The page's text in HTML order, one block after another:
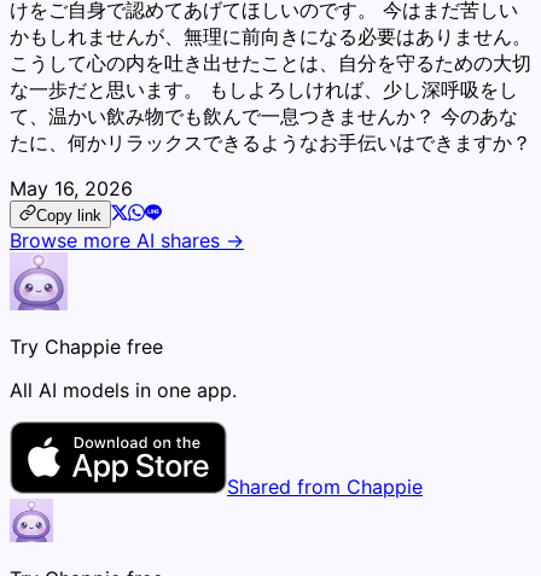
けをご自身で認めてあげてほしいのです。 今はまだ苦しい
かもしれませんが、無理に前向きになる必要はありません。
こうして心の内を吐き出せたことは、自分を守るための大切
な一歩だと思います。 もしよろしければ、少し深呼吸をし
て、温かい飲み物でも飲んで一息つきませんか？ 今のあな
たに、何かリラックスできるようなお手伝いはできますか？
May 16, 2026
Copy link
Browse more AI shares →
Try Chappie free
All AI models in one app.
Shared from Chappie